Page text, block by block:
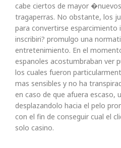
cabe ciertos de mayor
tragaperras. No obstante, los
para convertirse esparcimiento
inscribiri? promulgo una
entretenimiento. En el
espanoles acostumbraban ver
los cuales fueron
mas sensibles y no ha
en caso de que afuera escaso,
desplazandolo hacia el pelo
con el fin de conseguir cual el
solo casino.